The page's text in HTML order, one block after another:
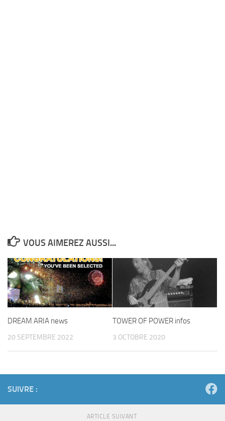
VOUS AIMEREZ AUSSI...
DREAM ARIA news
20 SEPTEMBRE 2022
TOWER OF POWER infos
3 OCTOBRE 2020
SUIVRE :
ARTICLE SUIVANT